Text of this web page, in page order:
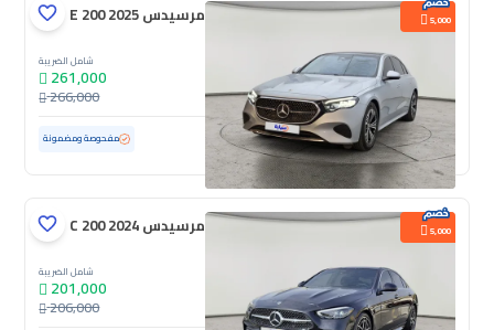
5,000 مرسيدس E 200 2025
شامل الضريبة
261,000
266,000
مستعملة 9,901 كم ممشى قليل مفحوصة ومضمونة
5,000 مرسيدس C 200 2024
شامل الضريبة
201,000
206,000